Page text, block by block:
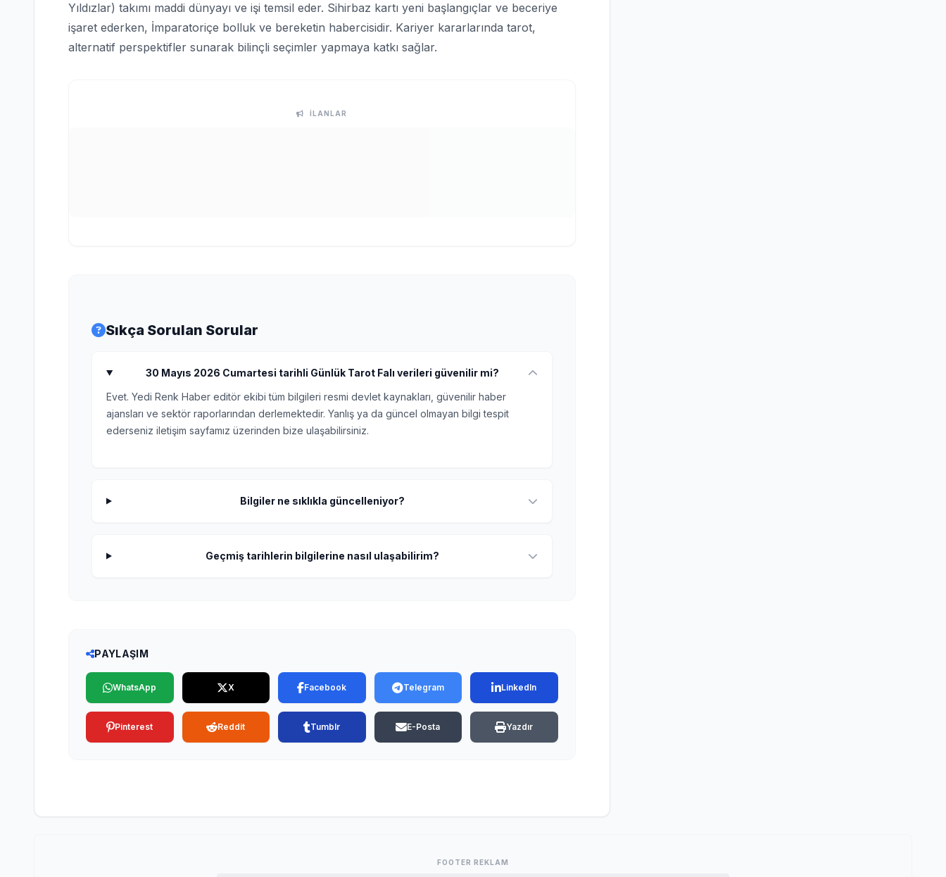
Yıldızlar) takımı maddi dünyayı ve işi temsil eder. Sihirbaz kartı yeni başlangıçlar ve beceriye
işaret ederken, İmparatoriçe bolluk ve bereketin habercisidir. Kariyer kararlarında tarot,
alternatif perspektifler sunarak bilinçli seçimler yapmaya katkı sağlar.
İLANLAR
Sıkça Sorulan Sorular
30 Mayıs 2026 Cumartesi tarihli Günlük Tarot Falı verileri güvenilir mi?
Evet. Yedi Renk Haber editör ekibi tüm bilgileri resmi devlet kaynakları, güvenilir haber
ajansları ve sektör raporlarından derlemektedir. Yanlış ya da güncel olmayan bilgi tespit
ederseniz iletişim sayfamız üzerinden bize ulaşabilirsiniz.
Bilgiler ne sıklıkla güncelleniyor?
Geçmiş tarihlerin bilgilerine nasıl ulaşabilirim?
PAYLAŞIM
WhatsApp X Facebook Telegram LinkedIn
Pinterest Reddit Tumblr E-Posta Yazdır
FOOTER REKLAM